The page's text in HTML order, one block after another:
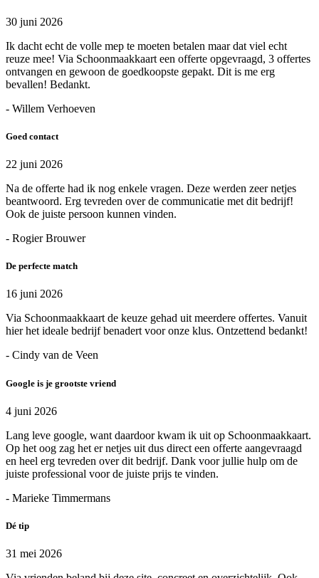
30 juni 2026
Ik dacht echt de volle mep te moeten betalen maar dat viel echt
reuze mee! Via Schoonmaakkaart een offerte opgevraagd, 3 offertes
ontvangen en gewoon de goedkoopste gepakt. Dit is me erg
bevallen! Bedankt.
- Willem Verhoeven
Goed contact
22 juni 2026
Na de offerte had ik nog enkele vragen. Deze werden zeer netjes
beantwoord. Erg tevreden over de communicatie met dit bedrijf!
Ook de juiste persoon kunnen vinden.
- Rogier Brouwer
De perfecte match
16 juni 2026
Via Schoonmaakkaart de keuze gehad uit meerdere offertes. Vanuit
hier het ideale bedrijf benadert voor onze klus. Ontzettend bedankt!
- Cindy van de Veen
Google is je grootste vriend
4 juni 2026
Lang leve google, want daardoor kwam ik uit op Schoonmaakkaart.
Op het oog zag het er netjes uit dus direct een offerte aangevraagd
en heel erg tevreden over dit bedrijf. Dank voor jullie hulp om de
juiste professional voor de juiste prijs te vinden.
- Marieke Timmermans
Dé tip
31 mei 2026